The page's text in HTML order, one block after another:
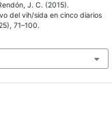
J. C. (2015).
del vih/sida en cinco diarios
71–100.